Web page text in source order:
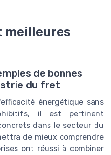
meilleures
de bonnes
du fret
énergétique sans
il est pertinent
dans le secteur du
de mieux comprendre
ont réussi à combiner